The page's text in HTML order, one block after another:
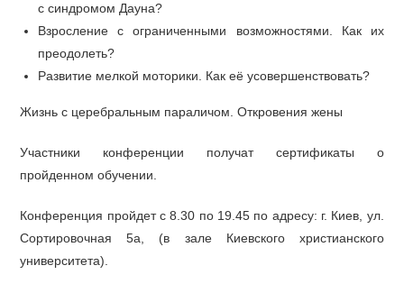
с синдромом Дауна?
Взросление с ограниченными возможностями. Как их
преодолеть?
Развитие мелкой моторики. Как её усовершенствовать?
Жизнь с церебральным параличом. Откровения жены
Участники конференции получат сертификаты о
пройденном обучении.
Конференция пройдет с 8.30 по 19.45 по адресу: г. Киев, ул.
Сортировочная 5а, (в зале Киевского христианского
университета).